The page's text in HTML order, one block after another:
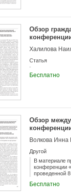
Обзор
Халилова
Статья
Бесплатно
Обзор
Волкова
Другой
В материале
конференции
проведенной
Бесплатно